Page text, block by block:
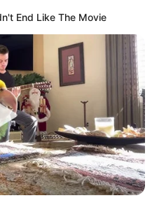
End Like The Movie